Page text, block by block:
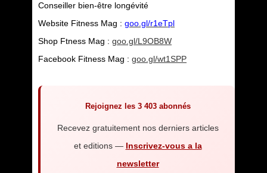
Conseiller bien-être longévité
Website Fitness Mag : goo.gl/r1eTpl
Shop Ftness Mag : goo.gl/L9OB8W
Facebook Fitness Mag : goo.gl/wt1SPP
Rejoignez les 3 403 abonnés
Recevez gratuitement nos derniers articles
et editions — Inscrivez-vous a la
newsletter